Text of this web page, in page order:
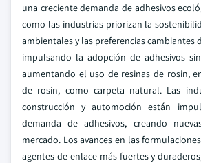
una creciente demanda de adhesivos
como las industrias priorizan la
ambientales y las preferencias cambiantes
impulsando la adopción de adhesivos
aumentando el uso de resinas de rosin,
de rosin, como carpeta natural. Las
construcción y automoción están
demanda de adhesivos, creando
mercado. Los avances en las
agentes de enlace más fuertes y